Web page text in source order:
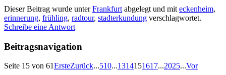
Dieser Beitrag wurde unterFrankfurt abgelegt und mit eckenheim,
erinnerung, frühling, radtour, stadterkundung verschlagwortet.
Schreibe eine Antwort
Beitragsnavigation
Seite 15 von 61ErsteZurück...510...1314151617...2025...Vor